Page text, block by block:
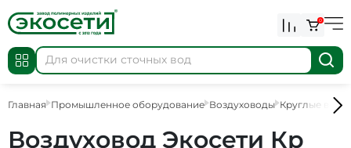
0
Главная Промышленное оборудование Воздуховоды Круглые
Воздуховод Экосети Кр